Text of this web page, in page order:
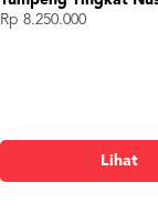
Rp 8.250.000
Lihat